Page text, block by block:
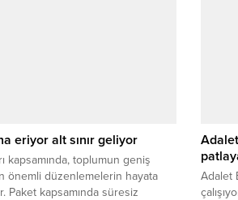
eriyor alt sınır geliyor
kapsamında, toplumun geniş
önemli düzenlemelerin hayata
Paket kapsamında süresiz
Adalet